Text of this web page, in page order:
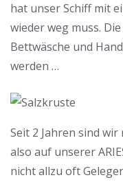
hat unser Schiff mit
wieder weg muss.
Bettwäsche und
werden …
Seit 2 Jahren sind wir
also auf unserer
nicht allzu oft